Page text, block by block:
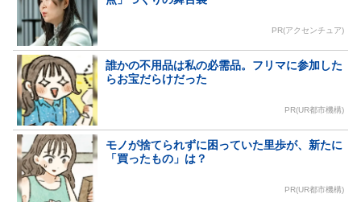
PR(アクセンチュア)
誰かの不用品は私の必需品。フリマに参加した
らお宝だらけだった
PR(UR都市機構)
モノが捨てられずに困っていた里歩が、新たに
「買ったもの」は？
PR(UR都市機構)